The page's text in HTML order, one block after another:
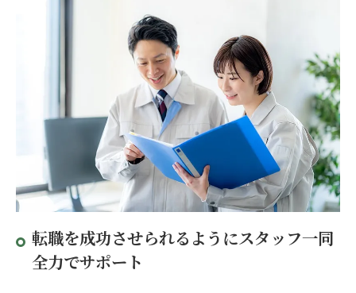
転職を成功させられるようにスタッフ一同
全力でサポート